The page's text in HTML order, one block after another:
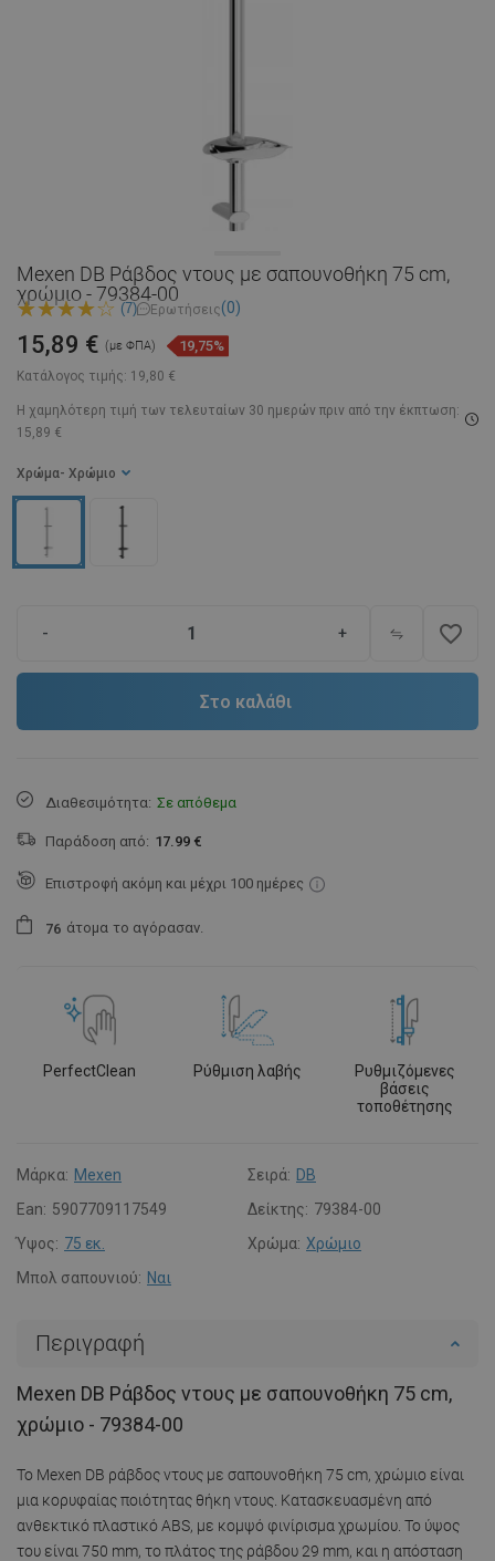
Mexen DB Ράβδος ντους με σαπουνοθήκη 75 cm,
χρώμιο - 79384-00
(7) Ερωτήσεις(0)
Κατάλογος τιμής: 19,80 €
15,89 € (με ΦΠΑ) 19,75%
Η χαμηλότερη τιμή των τελευταίων 30 ημερών πριν από την έκπτωση:
15,89 €
Χρώμα - Χρώμιο
- + favorite_border
Στο καλάθι
Διαθεσιμότητα: Σε απόθεμα
Παράδοση από: 17.99 €
Επιστροφή ακόμη και μέχρι 100 ημέρες
76 άτομα το αγόρασαν.
PerfectClean Ρύθμιση λαβής
Ρυθμιζόμενες
βάσεις
τοποθέτησης
Μάρκα: Mexen Σειρά: DB
Ean: 5907709117549 Δείκτης: 79384-00
Ύψος: 75 εκ. Χρώμα: Χρώμιο
Μπολ σαπουνιού: Ναι
Περιγραφή
Mexen DB Ράβδος ντους με σαπουνοθήκη 75 cm,
χρώμιο - 79384-00
Το Mexen DB ράβδος ντους με σαπουνοθήκη 75 cm, χρώμιο είναι
μια κορυφαίας ποιότητας θήκη ντους. Κατασκευασμένη από
ανθεκτικό πλαστικό ABS, με κομψό φινίρισμα χρωμίου. Το ύψος
του είναι 750 mm, το πλάτος της ράβδου 29 mm, και η απόσταση